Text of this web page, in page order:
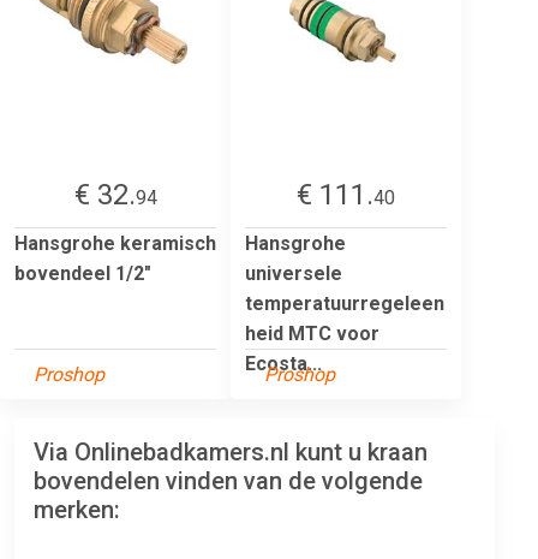
€ 32.94
Hansgrohe keramisch
bovendeel 1/2"
Proshop
€ 111.40
Hansgrohe
universele
temperatuurregeleen
heid MTC voor
Ecosta...
Proshop
Via Onlinebadkamers.nl kunt u kraan
bovendelen vinden van de volgende
merken: